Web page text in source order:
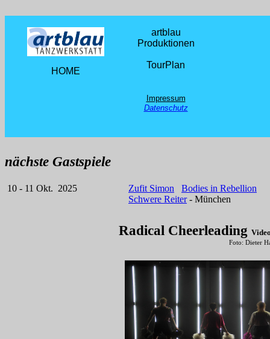
HOME
artblau
Produktionen
TourPlan
Impressum
Datenschutz
nächste Gastspiele
10 - 11 Okt. 2025 Zufit Simon
Bodies in Rebellion
Schwere Reiter- München
Radical Cheerleading
Foto: Dieter